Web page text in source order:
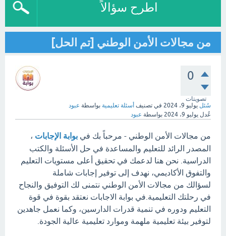
اطرح سؤالاً
من مجالات الأمن الوطني [تم الحل]
0
تصويتات
سُئل يوليو 9، 2024 في تصنيف أسئلة تعليمية بواسطة عبود
عُدل يوليو 9، 2024 بواسطة عبود
من مجالات الأمن الوطني - مرحباً بك في بوابة الإجابات ،
المصدر الرائد للتعليم والمساعدة في حل الأسئلة والكتب
الدراسية. نحن هنا لدعمك في تحقيق أعلى مستويات التعليم
والتفوق الأكاديمي، نهدف إلى توفير إجابات شاملة
لسؤالك من مجالات الأمن الوطني نتمنى لك التوفيق والنجاح
في رحلتك التعليمية.في بوابة الاجابات نعتقد بقوة في قوة
التعليم ودوره في تنمية قدرات الدارسين، وكما نعمل جاهدين
لتوفير بيئة تعليمية ملهمة وموارد تعليمية عالية الجودة.